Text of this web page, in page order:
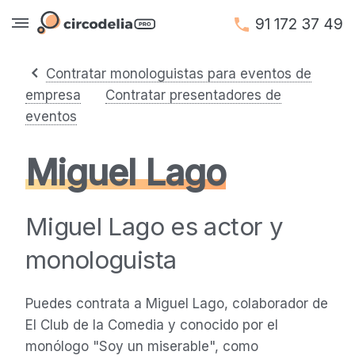
91 172 37 49
Contratar monologuistas para eventos de
empresa
Contratar presentadores de
eventos
Miguel Lago
Miguel Lago es actor y
monologuista
Puedes contrata a Miguel Lago, colaborador de
El Club de la Comedia y conocido por el
monólogo "Soy un miserable", como